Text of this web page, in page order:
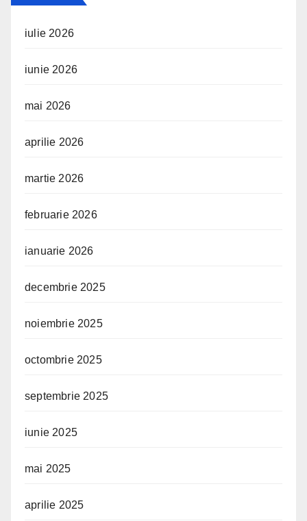
iulie 2026
iunie 2026
mai 2026
aprilie 2026
martie 2026
februarie 2026
ianuarie 2026
decembrie 2025
noiembrie 2025
octombrie 2025
septembrie 2025
iunie 2025
mai 2025
aprilie 2025